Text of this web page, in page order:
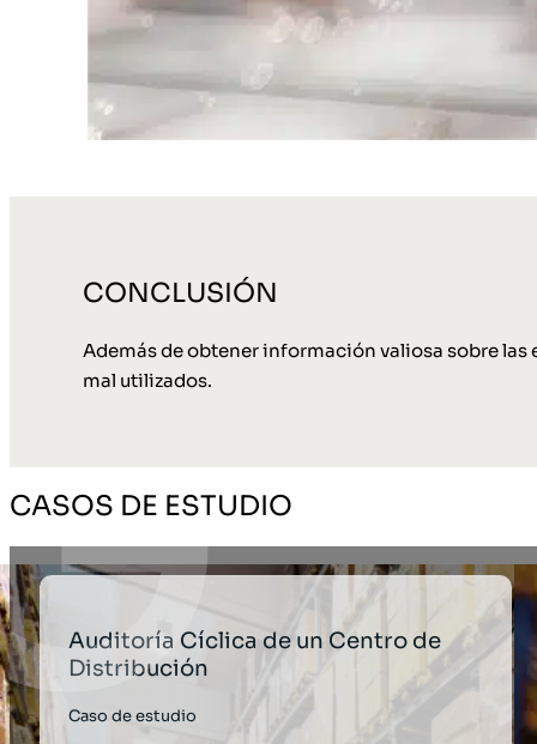
CONCLUSIÓN
Además de obtener información valiosa sobre
mal utilizados.
CASOS DE ESTUDIO
Auditoría Cíclica de un Centro de
Distribución
Caso de estudio